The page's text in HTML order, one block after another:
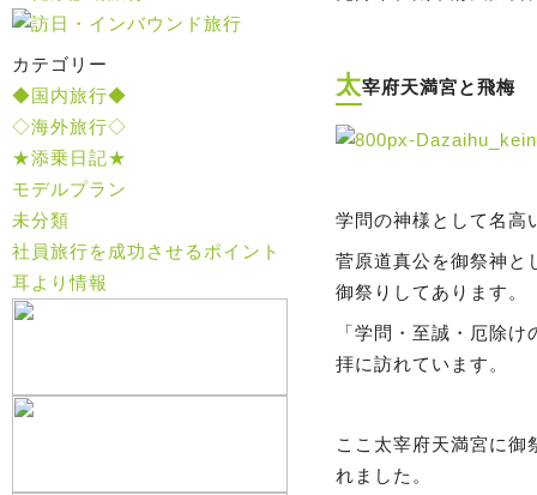
太宰府天満宮と飛梅
学問の神様として名高
菅原道真公を御祭神と
御祭りしてあります。
「学問・至誠・厄除
拝に訪れています。
ここ太宰府天満宮に御
れました。
カテゴリー
◆国内旅行◆
◇海外旅行◇
★添乗日記★
モデルプラン
未分類
社員旅行を成功させるポイント
耳より情報